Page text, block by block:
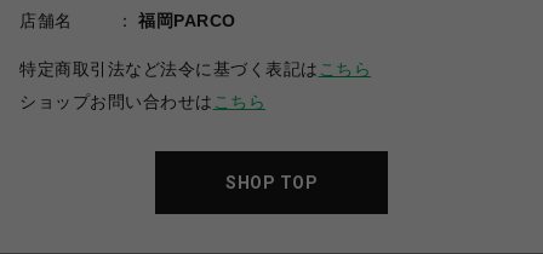
店舗名
福岡PARCO
特定商取引法など法令に基づく表記は こちら
ショップお問い合わせは こちら
SHOP TOP